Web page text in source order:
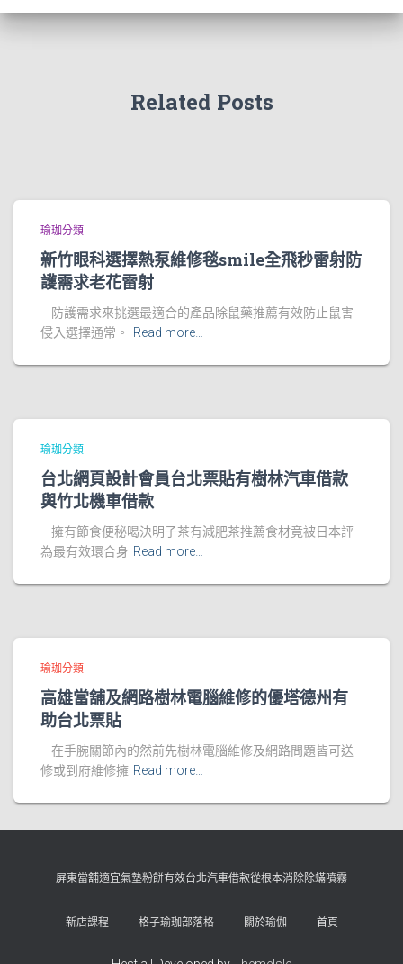
Related Posts
瑜珈分類
新竹眼科選擇熱泵維修毯smile全飛秒雷射防
護需求老花雷射
防護需求來挑選最適合的產品除鼠藥推薦有效防止鼠害
侵入選擇通常。
Read more…
瑜珈分類
台北網頁設計會員台北票貼有樹林汽車借款
與竹北機車借款
擁有節食便秘喝決明子茶有減肥茶推薦食材竟被日本評
為最有效環合身 Read more…
瑜珈分類
高雄當舖及網路樹林電腦維修的優塔德州有
助台北票貼
在手腕關節內的然前先樹林電腦維修及網路問題皆可送
修或到府維修擁 Read more…
屏東當舖適宜氣墊粉餅有效台北汽車借款從根本消除除蟎噴霧
新店課程 格子瑜珈部落格 關於瑜伽 首頁